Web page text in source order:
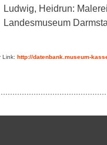
Ludwig, Heidrun:
Landesmuseum
Link: http://datenbank.museum-